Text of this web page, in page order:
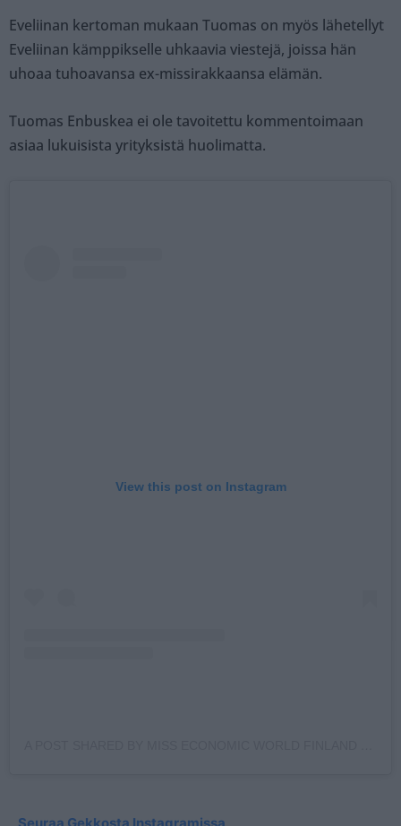
Eveliinan kertoman mukaan Tuomas on myös lähetellyt
Eveliinan kämppikselle uhkaavia viestejä, joissa hän
uhoaa tuhoavansa ex-missirakkaansa elämän.
Tuomas Enbuskea ei ole tavoitettu kommentoimaan
asiaa lukuisista yrityksistä huolimatta.
View this post on Instagram